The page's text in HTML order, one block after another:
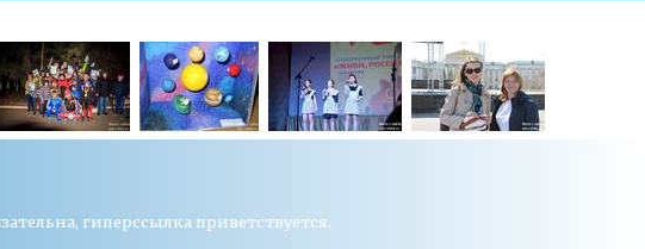
гиперссылка приветствуется.